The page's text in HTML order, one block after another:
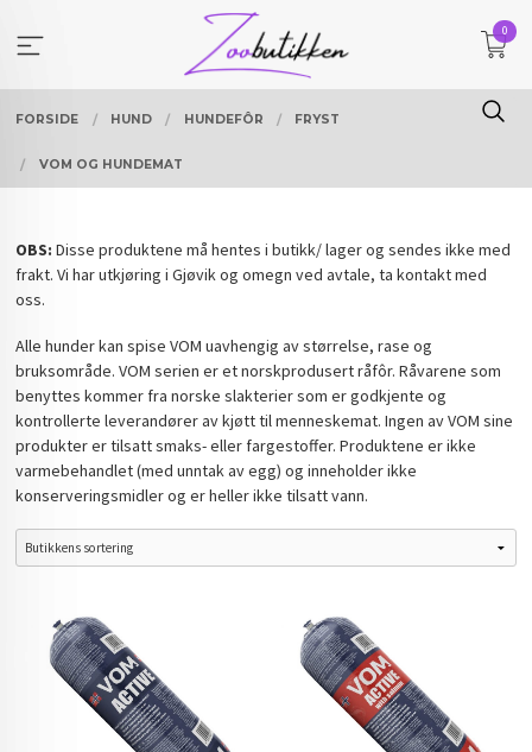
innholdet
0
FORSIDE HUND HUNDEFÔR FRYST
VOM OG HUNDEMAT
OBS:Disse produktene må hentes i butikk/ lager og sendes ikke med
frakt. Vi har utkjøring i Gjøvik og omegn ved avtale, ta kontakt med
oss.
Alle hunder kan spise VOM uavhengig av størrelse, rase og
bruksområde. VOM serien er et norskprodusert råfôr. Råvarene som
benyttes kommer fra norske slakterier som er godkjente og
kontrollerte leverandører av kjøtt til menneskemat. Ingen av VOM sine
produkter er tilsatt smaks- eller fargestoffer. Produktene er ikke
varmebehandlet (med unntak av egg) og inneholder ikke
konserveringsmidler og er heller ikke tilsatt vann.